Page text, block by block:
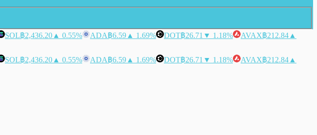
SOL฿2,436.20 ▲ 0.55% ADA฿6.59 ▲ 1.69% DOT฿26.71 ▼ 1.18% AVAX฿212.84 ▲
SOL฿2,436.20 ▲ 0.55% ADA฿6.59 ▲ 1.69% DOT฿26.71 ▼ 1.18% AVAX฿212.84 ▲